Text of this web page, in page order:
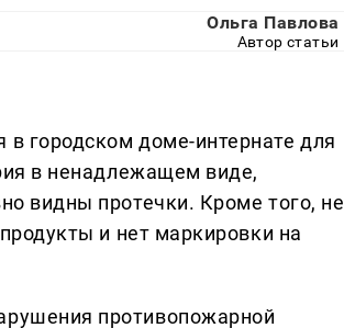
Ольга Павлова
Автор статьи
городском доме-интернате для
в ненадлежащем виде,
видны протечки. Кроме того, не
и нет маркировки на
противопожарной